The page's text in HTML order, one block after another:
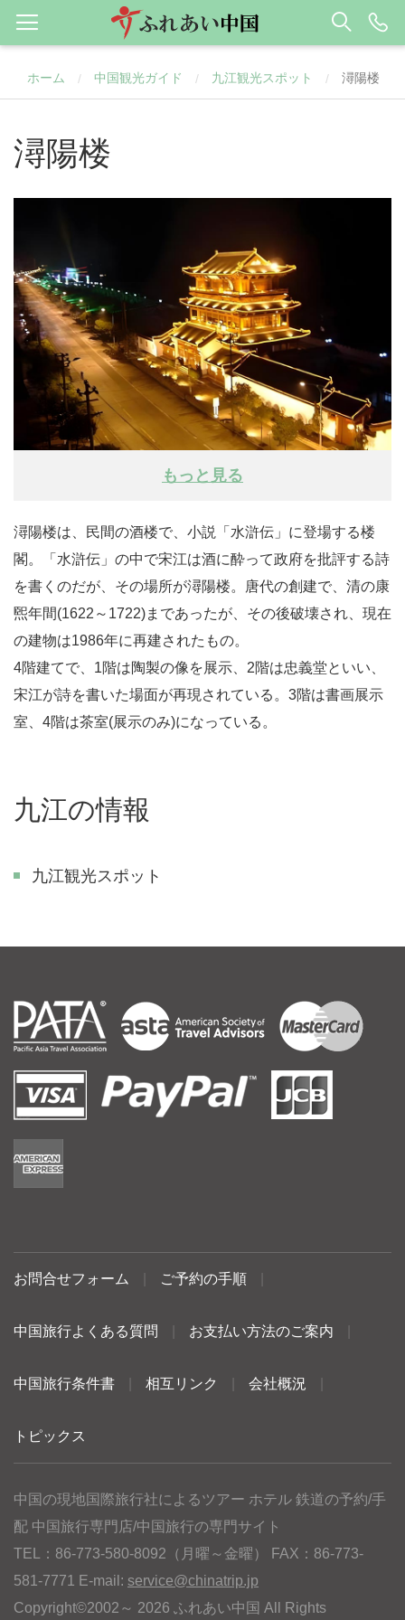
ホーム / 中国観光ガイド / 九江観光スポット / 潯陽楼
潯陽楼
もっと見る
潯陽楼は、民間の酒楼で、小説「水滸伝」に登場する楼
閣。「水滸伝」の中で宋江は酒に酔って政府を批評する詩
を書くのだが、その場所が潯陽楼。唐代の創建で、清の康
煕年間(1622～1722)まであったが、その後破壊され、現在
の建物は1986年に再建されたもの。
4階建てで、1階は陶製の像を展示、2階は忠義堂といい、
宋江が詩を書いた場面が再現されている。3階は書画展示
室、4階は茶室(展示のみ)になっている。
九江の情報
九江観光スポット
お問合せフォーム ご予約の手順
中国旅行よくある質問 お支払い方法のご案内
中国旅行条件書 相互リンク 会社概況
トピックス
中国の現地国際旅行社によるツアー ホテル 鉄道の予約/手
配 中国旅行専門店/中国旅行の専門サイト
TEL：86-773-580-8092（月曜～金曜） FAX：86-773-
581-7771 E-mail: service@chinatrip.jp
Copyright©2002～ 2026 ふれあい中国 All Rights